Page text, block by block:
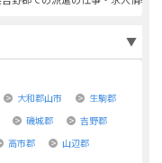
大和郡山市
生駒郡
磯城郡
吉野郡
高市郡
山辺郡